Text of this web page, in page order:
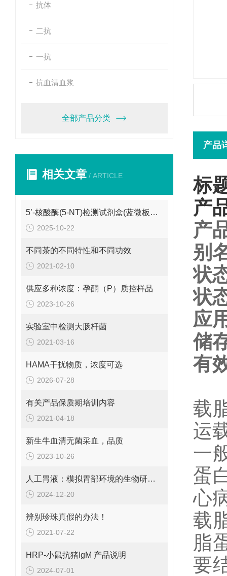
抗体
二抗
一抗
抗血清血浆
全部产品分类
相关文章 / ARTICLE
5’-核酸酶(5-NT)检测试剂盒(蓝微板法)怎么保存呢？
2025-10-22
不同茶的不同特性和不同功效
2021-02-10
供应多种浓度：孕酮（P）质控样品
2023-10-26
实验室中检测大肠杆菌
2021-03-16
HAMA干扰物质，浓度可选
2026-07-28
有关产品保质期培训内容
2021-04-18
新生牛血清无菌采血，品质
2023-10-26
人工胃液：模拟胃部环境的生物研究工具
2024-12-20
辨别珍珠真假的办法！
2021-07-22
HRP-小鼠抗猪IgM 产品说明
2024-07-01
产品
标
产
产
别
状
状
应
储
有
载
运
一
蛋
心
载
脂
要